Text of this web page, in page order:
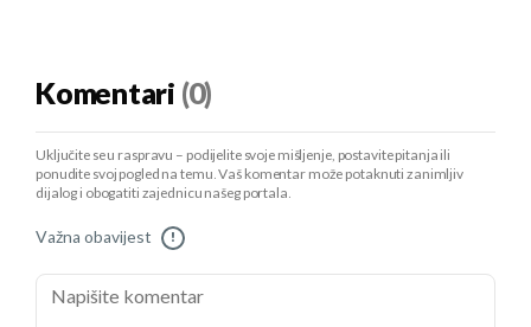
Komentari (0)
Uključite se u raspravu – podijelite svoje mišljenje, postavite pitanja ili
ponudite svoj pogled na temu. Vaš komentar može potaknuti zanimljiv
dijalog i obogatiti zajednicu našeg portala.
Važna obavijest !